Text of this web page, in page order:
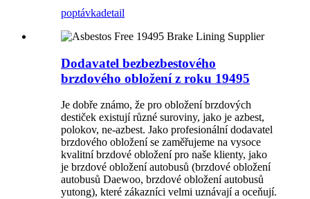
poptávkadetail
Dodavatel bezbezbestového
brzdového obložení z roku 19495
Je dobře známo, že pro obložení brzdových
destiček existují různé suroviny, jako je azbest,
polokov, ne-azbest. Jako profesionální dodavatel
brzdového obložení se zaměřujeme na vysoce
kvalitní brzdové obložení pro naše klienty, jako
je brzdové obložení autobusů (brzdové obložení
autobusů Daewoo, brzdové obložení autobusů
yutong), které zákazníci velmi uznávají a oceňují.